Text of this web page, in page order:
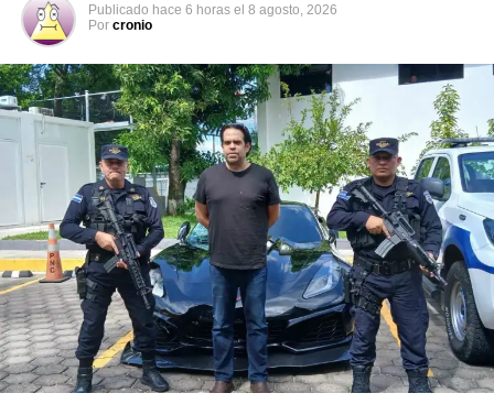
al Gobierno
DON'T MISS
Jefa de gobierno de México, confirmó que el Secretario
de Seguridad Ciudadana está bien y fuera de peligro
Comparte esto:
Facebook X
Me gusta esto:
Publicado hace 6 horas el 8 agosto, 2026
Por cronio